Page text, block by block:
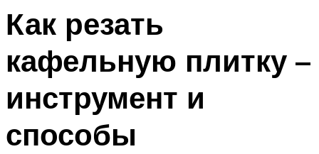
Как резать
кафельную плитку –
инструмент и
способы